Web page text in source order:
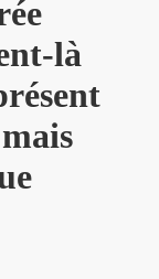
là
et 24 fevrier
+ discographie.
mai 2017 a
DELUXE.